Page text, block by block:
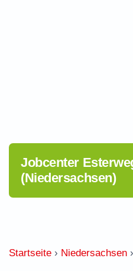
Jobcenter
(Niedersachsen)
Startseite › Niedersachsen ›